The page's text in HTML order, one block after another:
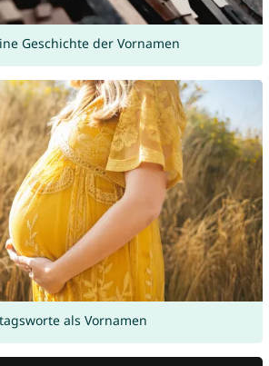
Geschichte der Vornamen
als Vornamen